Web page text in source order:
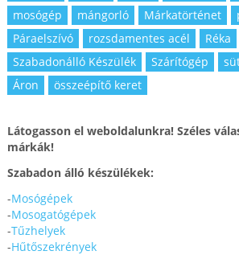
mosógép
mángorló Márkatörténet
Páraelszívó
rozsdamentes acél Réka
Szabadonálló Készülék
Szárítógép
Áron
összeépítő keret
Látogasson el weboldalunkra! Széles
márkák!
Szabadon álló készülékek:
-Mosógépek
-Mosogatógépek
-Tűzhelyek
-Hűtőszekrények